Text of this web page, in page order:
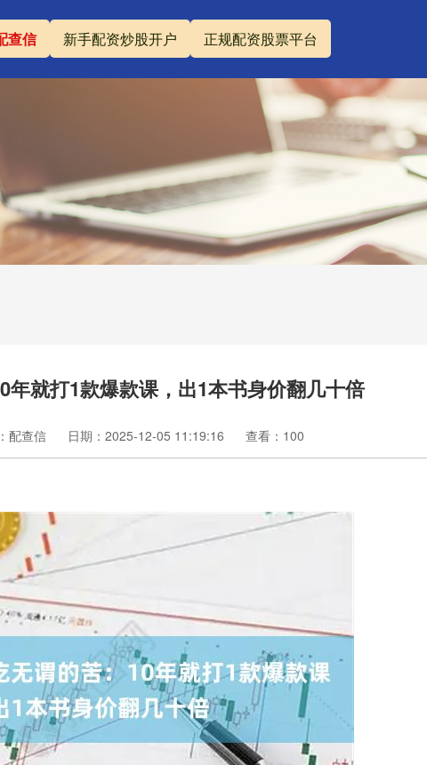
查信 新手配资炒股开户 正规配资股票平台
就打1款爆款课，出1本书身价翻几十倍
配查信 日期：2025-12-05 11:19:16 查看：100